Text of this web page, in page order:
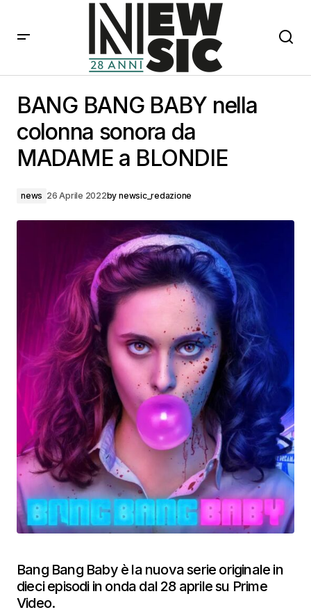
BLONDIE
BANG BANG BABY nella
colonna sonora da
MADAME a BLONDIE
news 26 Aprile 2022by newsic_redazione
Bang Bang Baby è la nuova serie originale in
dieci episodi in onda dal 28 aprile su Prime
Video.